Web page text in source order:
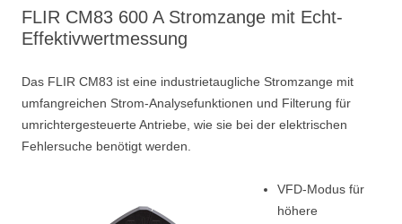
FLIR CM83 600 A Stromzange mit Echt-
Effektivwertmessung
Das FLIR CM83 ist eine industrietaugliche Stromzange mit
umfangreichen Strom-Analysefunktionen und Filterung für
umrichtergesteuerte Antriebe, wie sie bei der elektrischen
Fehlersuche benötigt werden.
VFD-Modus für
höhere